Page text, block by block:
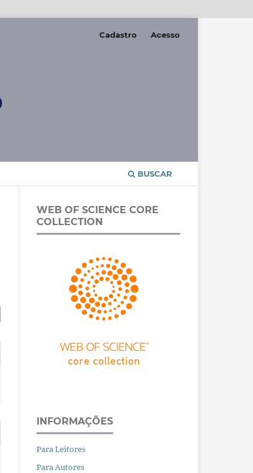
BUSCAR
Cadastro Acesso
WEB OF SCIENCE CORE
COLLECTION
INFORMAÇÕES
Para Leitores
Para Autores